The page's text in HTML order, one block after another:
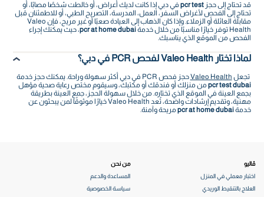
قد تحتاج إلى حجزpcr test في دبي إذا كانت لديك أعراض، أو خالطت شخصًا مصابًا، أو
تحتاج إلى الفحص لأغراض السفر، العمل، المدرسة، التصريح الطبي، أو للاطمئنان قبل
مقابلة العائلة أو الزملاء. وإذا كان الذهاب إلى العيادة صعبًا أو غير مريح، فإن Valeo
Health توفر خيارًا مناسبًا من خلال خدمة
pcr at home dubai، حيث يمكنك إجراء
الفحص من الموقع الذي يناسبك.
لماذا تختار Valeo Health لفحص PCR في دبي؟
تجعل Valeo Healthحجز فحص PCR في دبي أكثر سهولة وراحة. يمكنك حجز خدمة
pcr test dubaiمن منزلك أو فندقك أو مكتبك، وسيقوم مختص رعاية صحية مؤهل
بجمع العينة في الموقع الذي تختاره. من خلال سهولة الحجز، جمع العينة بطريقة
مهنية، وتقديم إرشادات واضحة، تُعد Valeo Health خيارًا موثوقًا لمن يبحثون عن
خدمةpcr at home dubaiمريحة وآمنة.
ڤاليو
اختبار معملي في المنزل
العلاج بالتنقيط الوريدي
من نحن
المساعدة والدعم
سياسة الخصوصية